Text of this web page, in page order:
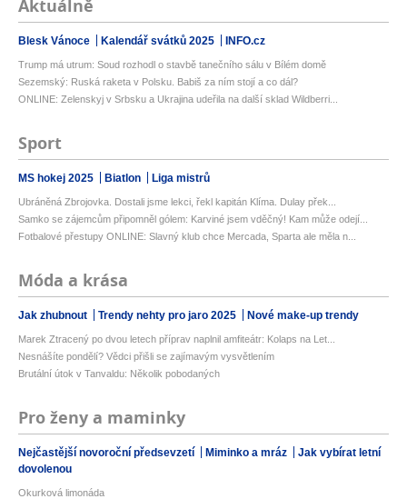
Aktuálně
Blesk Vánoce Kalendář svátků 2025 INFO.cz
Trump má utrum: Soud rozhodl o stavbě tanečního sálu v Bílém domě
Sezemský: Ruská raketa v Polsku. Babiš za ním stojí a co dál?
ONLINE: Zelenskyj v Srbsku a Ukrajina udeřila na další sklad Wildberri...
Sport
MS hokej 2025 Biatlon Liga mistrů
Ubráněná Zbrojovka. Dostali jsme lekci, řekl kapitán Klíma. Dulay přek...
Samko se zájemcům připomněl gólem: Karviné jsem vděčný! Kam může odejí...
Fotbalové přestupy ONLINE: Slavný klub chce Mercada, Sparta ale měla n...
Móda a krása
Jak zhubnout Trendy nehty pro jaro 2025 Nové make-up trendy
Marek Ztracený po dvou letech příprav naplnil amfiteátr: Kolaps na Let...
Nesnášíte pondělí? Vědci přišli se zajímavým vysvětlením
Brutální útok v Tanvaldu: Několik pobodaných
Pro ženy a maminky
Nejčastější novoroční předsevzetí Miminko a mráz
Jak vybírat letní
dovolenou
Okurková limonáda